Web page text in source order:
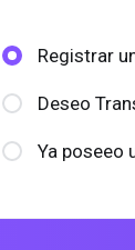
Registrar
Deseo
Ya poseeo